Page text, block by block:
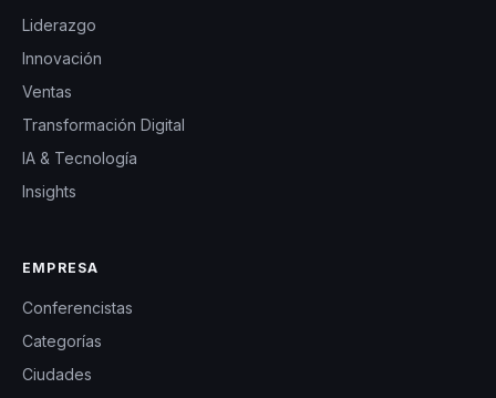
Liderazgo
Innovación
Ventas
Transformación Digital
IA & Tecnología
Insights
EMPRESA
Conferencistas
Categorías
Ciudades